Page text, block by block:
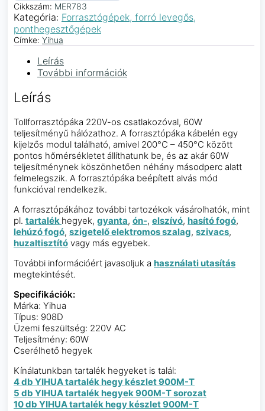
Cikkszám: MER783
Kategória: Forrasztógépek, forró levegős,
ponthegesztőgépek
Címke: Yihua
Leírás
További információk
Leírás
Tollforrasztópáka 220V-os csatlakozóval, 60W
teljesítményű hálózathoz. A forrasztópáka kábelén egy
kijelzős modul található, amivel 200°C – 450°C között
pontos hőmérsékletet állíthatunk be, és az akár 60W
teljesítménynek köszönhetően néhány másodperc alatt
felmelegszik. A forrasztópáka beépített alvás mód
funkcióval rendelkezik.
A forrasztópákához további tartozékok vásárolhatók, mint
pl. tartalék hegyek, gyanta, ón-, elszívó, hasító fogó,
lehúzó fogó, szigetelő elektromos szalag, szivacs,
huzaltisztító vagy más egyebek.
További információért javasoljuk a használati utasítás
megtekintését.
Specifikációk:
Márka: Yihua
Típus: 908D
Üzemi feszültség: 220V AC
Teljesítmény: 60W
Cserélhető hegyek
Kínálatunkban tartalék hegyeket is talál:
4 db YIHUA tartalék hegy készlet 900M-T
5 db YIHUA tartalék hegyek 900M-T sorozat
10 db YIHUA tartalék hegy készlet 900M-T